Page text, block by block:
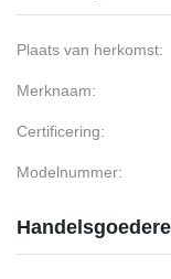
Plaats van herkomst:
Merknaam:
Certificering:
Modelnummer: